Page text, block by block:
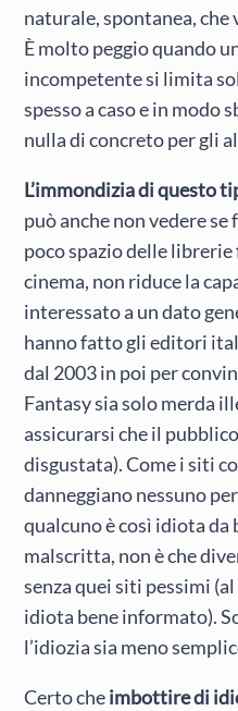
naturale, spontanea, che
È molto peggio quando
incompetente si limita
spesso a caso e in modo
nulla di concreto per gli
L’immondizia di questo
può anche non vedere se
poco spazio delle librerie
cinema, non riduce la
interessato a un dato
hanno fatto gli editori
dal 2003 in poi per
Fantasy sia solo merda
assicurarsi che il
disgustata). Come i siti
danneggiano nessuno
qualcuno è così idiota
malscritta, non è che
senza quei siti pessimi
idiota bene informato).
l’idiozia sia meno
Certo cheimbottire di